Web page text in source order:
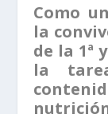
Como
la
de la 1ª
la